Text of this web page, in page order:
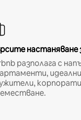
настаняване
разполага с